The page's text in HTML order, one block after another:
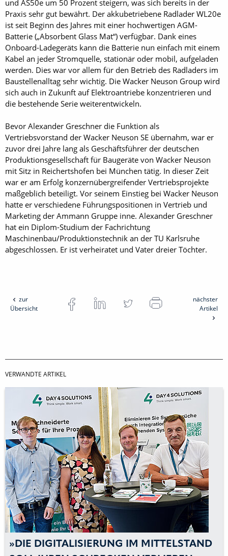
und AS50e um 50 Prozent steigern, was sich bereits in der
Praxis sehr gut bewährt. Der akkubetriebene Radlader WL20e
ist seit Beginn des Jahres mit einer hochwertigen AGM-
Batterie („Absorbent Glass Mat“) verfügbar. Dank eines
Onboard-Ladegeräts kann die Batterie nun einfach mit einem
Kabel an jeder Stromquelle, stationär oder mobil, aufgeladen
werden. Dies war vor allem für den Betrieb des Radladers im
Baustellenalltag sehr wichtig. Die Wacker Neuson Group wird
sich auch in Zukunft auf Elektroantriebe konzentrieren und
die bestehende Serie weiterentwickeln.
Bevor Alexander Greschner die Funktion als
Vertriebsvorstand der Wacker Neuson SE übernahm, war er
zuvor drei Jahre lang als Geschäftsführer der deutschen
Produktionsgesellschaft für Baugeräte von Wacker Neuson
mit Sitz in Reichertshofen bei München tätig. In dieser Zeit
war er am Erfolg konzernübergreifender Vertriebsprojekte
maßgeblich beteiligt. Vor seinem Einstieg bei Wacker Neuson
hatte er verschiedene Führungspositionen in Vertrieb und
Marketing der Ammann Gruppe inne. Alexander Greschner
hat ein Diplom-Studium der Fachrichtung
Maschinenbau/Produktionstechnik an der TU Karlsruhe
abgeschlossen. Er ist verheiratet und Vater dreier Töchter.
zur
Übersicht
nächster
Artikel
VERWANDTE ARTIKEL
»DIE DIGITALISIERUNG IM MITTELSTAND